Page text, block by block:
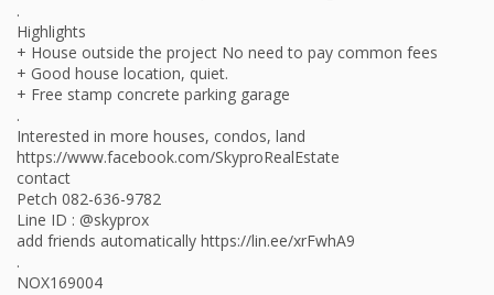
.
Highlights
+ House outside the project No need to pay common fees
+ Good house location, quiet.
+ Free stamp concrete parking garage
.
Interested in more houses, condos, land
https://www.facebook.com/SkyproRealEstate
contact
Petch 082-636-9782
Line ID : @skyprox
add friends automatically https://lin.ee/xrFwhA9
.
NOX169004